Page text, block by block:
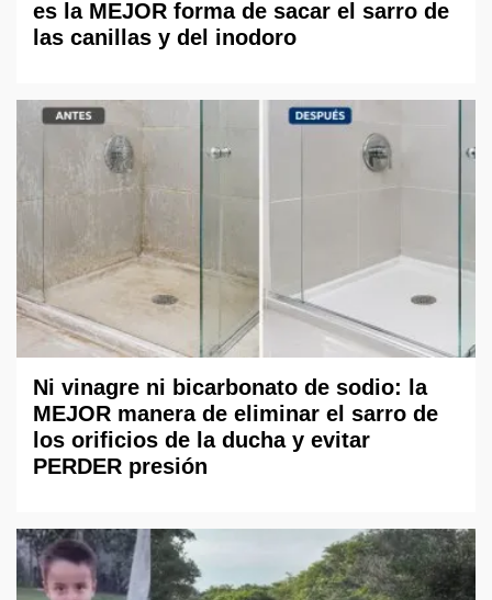
es la MEJOR forma de sacar el sarro de
las canillas y del inodoro
Ni vinagre ni bicarbonato de sodio: la
MEJOR manera de eliminar el sarro de
los orificios de la ducha y evitar
PERDER presión